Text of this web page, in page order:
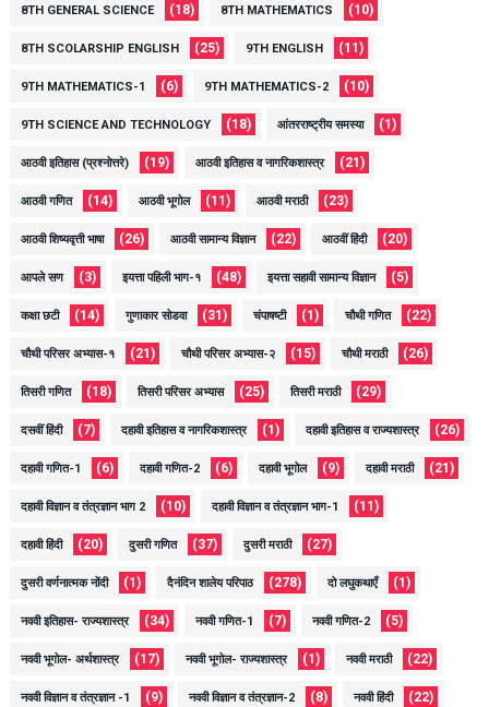
8TH GENERAL SCIENCE (18) 8TH MATHEMATICS (10)
8TH SCOLARSHIP ENGLISH (25) 9TH ENGLISH (11)
9TH MATHEMATICS-1 (6) 9TH MATHEMATICS-2 (10)
9TH SCIENCE AND TECHNOLOGY (18) आंतरराष्ट्रीय समस्या (1)
आठवी इतिहास (प्रश्नोत्तरे) (19) आठवी इतिहास व नागरिकशास्त्र (21)
आठवी गणित (14) आठवी भूगोल (11) आठवी मराठी (23)
आठवी शिष्यवृत्ती भाषा (26) आठवी सामान्य विज्ञान (22) आठवीं हिंदी (20)
आपले सण (3) इयत्ता पहिली भाग-१ (48) इयत्ता सहावी सामान्य विज्ञान (5)
कक्षा छटी (14) गुणाकार सोडवा (31) चंपाषष्टी (1) चौथी गणित (22)
चौथी परिसर अभ्यास-१ (21) चौथी परिसर अभ्यास-२ (15) चौथी मराठी (26)
तिसरी गणित (18) तिसरी परिसर अभ्यास (25) तिसरी मराठी (29)
दसवीं हिंदी (7) दहावी इतिहास व नागरिकशास्त्र (1) दहावी इतिहास व राज्यशास्त्र (26)
दहावी गणित-1 (6) दहावी गणित-2 (6) दहावी भूगोल (9) दहावी मराठी (21)
दहावी विज्ञान व तंत्रज्ञान भाग 2 (10) दहावी विज्ञान व तंत्रज्ञान भाग-1 (11)
दहावी हिंदी (20) दुसरी गणित (37) दुसरी मराठी (27)
दुसरी वर्णनात्मक नोंदी (1) दैनंदिन शालेय परिपाठ (278) दो लघुकथाएँ (1)
नववी इतिहास- राज्यशास्त्र (34) नववी गणित-1 (7) नववी गणित-2 (5)
नववी भूगोल- अर्थशास्त्र (17) नववी भूगोल- राज्यशास्त्र (1) नववी मराठी (22)
नववी विज्ञान व तंत्रज्ञान -1 (9) नववी विज्ञान व तंत्रज्ञान-2 (8) नववी हिंदी (22)